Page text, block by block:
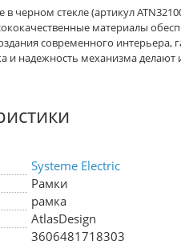
черном стекле (артикул
материалы
современного интерьера,
и надежность механизма
Systeme Electric
Рамки
рамка
AtlasDesign
3606481718303